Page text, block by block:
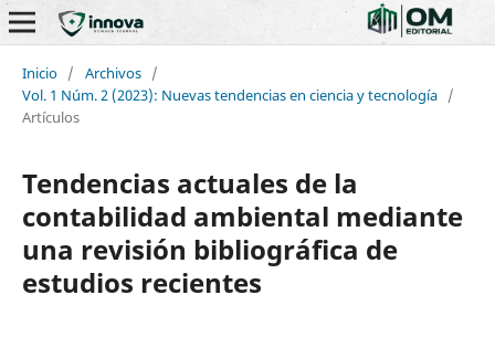
Inicio / Archivos /
Vol. 1 Núm. 2 (2023): Nuevas tendencias en ciencia y tecnología /
Artículos
Tendencias actuales de la
contabilidad ambiental mediante
una revisión bibliográfica de
estudios recientes